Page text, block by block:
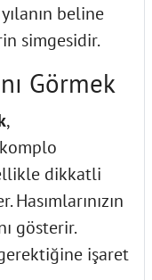
beline
simgesidir.
Görmek
,
dikkatli
gösterir.
işaret